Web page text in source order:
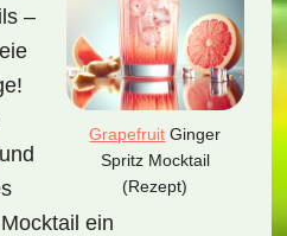
Grapefruit Ginger
Spritz Mocktail
(Rezept)
–
ein